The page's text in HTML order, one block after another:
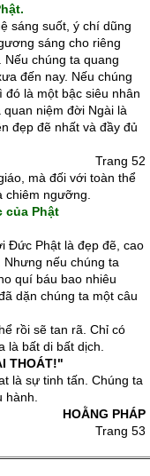
sáng suốt, ý chí dũng
sáng cho riêng
chúng ta quang
đến nay. Nếu chúng
đó là một bậc siêu nhân
niệm đời Ngài là
đẹp đẽ nhất và đầy đủ
Trang 52
mà đối với toàn thể
ngưỡng.
của Phật
Ðức Phật là đẹp đẽ, cao
nếu chúng ta
quí báu bao nhiêu
dặn chúng ta một câu
rồi sẽ tan rã. Chỉ có
là bất di bất dịch.
THOÁT!"
là sự tinh tấn. Chúng ta
HOẰNG PHÁP
Trang 53